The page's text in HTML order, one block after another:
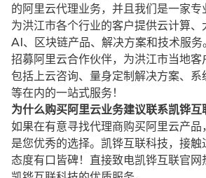
的阿里云代理业务，并且我们是一家专
为洪江市各个行业的客户提供云计算、
AI、区块链产品、解决方案和技术服务
招募阿里云合作伙伴，为洪江市当地客
包括上云咨询、量身定制解决方案、系
等在内的一站式服务！
为什么购买阿里云业务建议联系凯铧互
如果在有意寻找代理商购买阿里云产
是您优秀的选择。凯铧互联科技，接
态度有口皆碑！直接致电凯铧互联官